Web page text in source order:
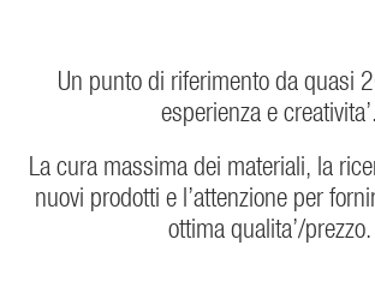
Un punto di riferimento da quasi
esperienza e creativita’.
La cura massima dei materiali, la
nuovi prodotti e l’attenzione per
ottima qualita’/prezzo.